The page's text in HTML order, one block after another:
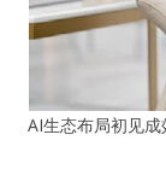
AI生态布局初见